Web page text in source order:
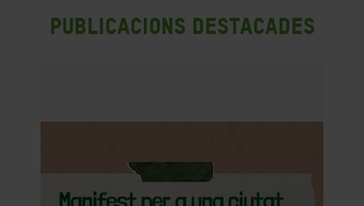
Publicacions destacades